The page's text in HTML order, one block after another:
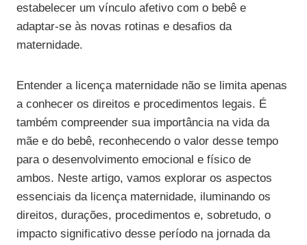
estabelecer um vínculo afetivo com o bebê e
adaptar-se às novas rotinas e desafios da
maternidade.
Entender a licença maternidade não se limita apenas
a conhecer os direitos e procedimentos legais. É
também compreender sua importância na vida da
mãe e do bebê, reconhecendo o valor desse tempo
para o desenvolvimento emocional e físico de
ambos. Neste artigo, vamos explorar os aspectos
essenciais da licença maternidade, iluminando os
direitos, durações, procedimentos e, sobretudo, o
impacto significativo desse período na jornada da